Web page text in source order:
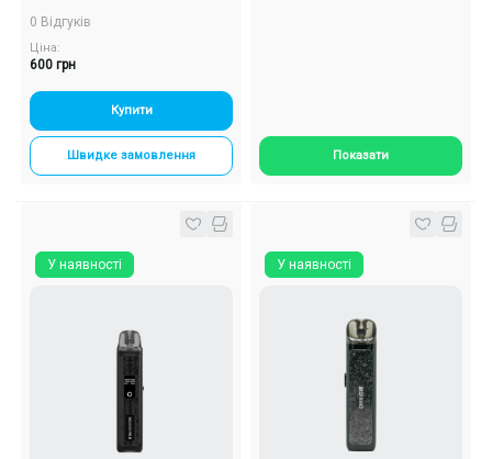
0 Відгуків
Ціна:
600 грн
Купити
Швидке замовлення Показати
У наявності У наявності